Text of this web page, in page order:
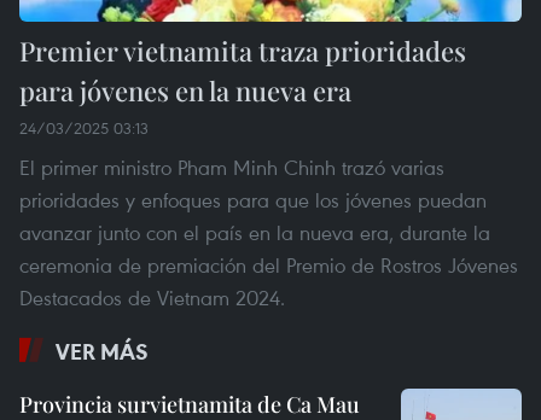
Premier vietnamita traza prioridades
para jóvenes en la nueva era
24/03/2025 03:13
El primer ministro Pham Minh Chinh trazó varias
prioridades y enfoques para que los jóvenes puedan
avanzar junto con el país en la nueva era, durante la
ceremonia de premiación del Premio de Rostros Jóvenes
Destacados de Vietnam 2024.
VER MÁS
Provincia survietnamita de Ca Mau